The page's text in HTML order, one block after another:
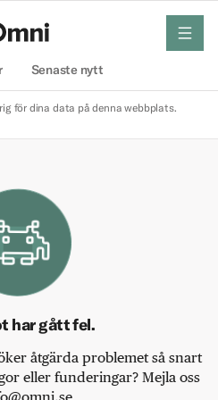
Senaste nytt
meny
för dina data på denna webbplats.
har gått fel.
åtgärda problemet så snart
eller funderingar? Mejla oss